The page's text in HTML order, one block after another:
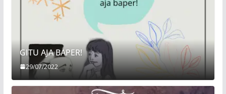
GITU AJA BAPER!
29/07/2022